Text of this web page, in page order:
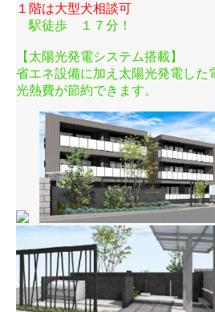
１階は大型犬相談可
駅徒歩 １７分！
【太陽光発電システム搭載】
省エネ設備に加え太陽光発電した
光熱費が節約できます。